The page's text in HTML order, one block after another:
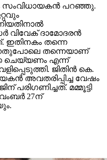
സംവിധായകന്‍ പറഞ്ഞു.
വിവേക് ദാമോദരന്‍
ഇതിനകം തന്നെ
തന്നെയാണ്
ചെയ്യണം എന്ന്
ജിതിന്‍ കെ.
അവതരിപ്പിച്ച വേഷം
പരിഗണിച്ചത്. മമ്മൂട്ടി
27ന്